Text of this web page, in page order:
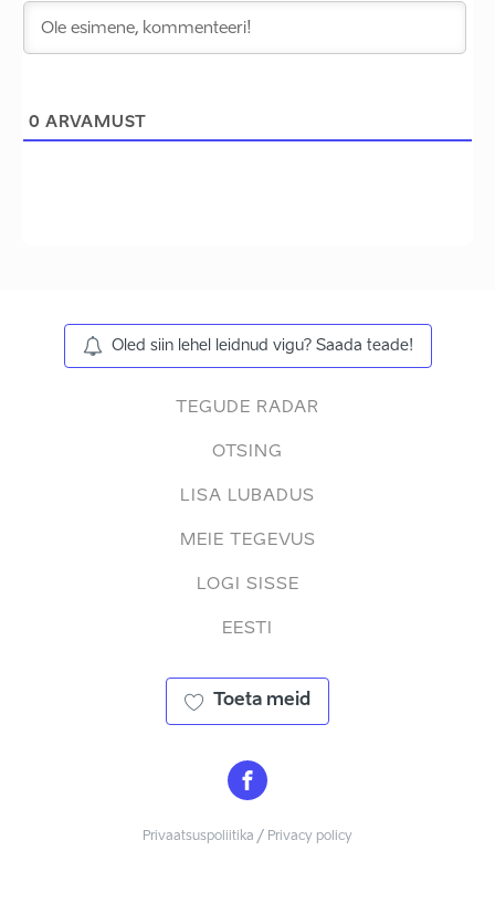
0 ARVAMUST
Oled siin lehel leidnud vigu? Saada teade!
TEGUDE RADAR
OTSING
LISA LUBADUS
MEIE TEGEVUS
LOGI SISSE
EESTI
Toeta meid
Privaatsuspoliitika / Privacy policy